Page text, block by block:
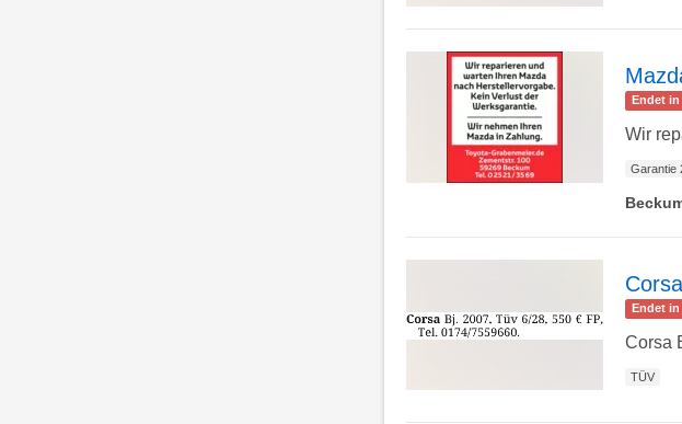
Detailseite
Endet in
Wir
Garantie
zur
Endet in
Corsa
TÜV